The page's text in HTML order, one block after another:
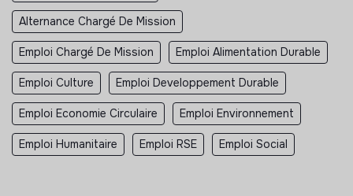
Alternance Chargé De Mission
Emploi Chargé De Mission Emploi Alimentation Durable
Emploi Culture Emploi Developpement Durable
Emploi Economie Circulaire Emploi Environnement
Emploi Humanitaire Emploi RSE Emploi Social